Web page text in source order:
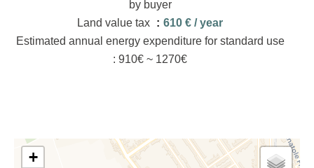
by buyer
Land value tax
610 € / year
Estimated annual energy expenditure for standard use
: 910€ ~ 1270€
+